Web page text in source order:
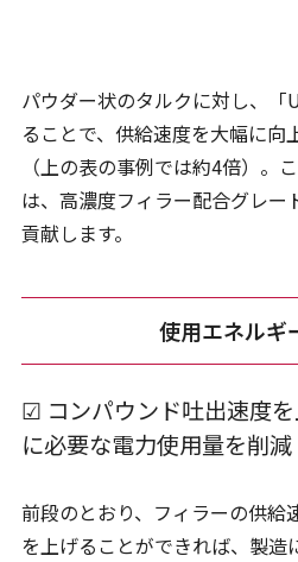
パウダー状のタルクに対し、
ることで、供給速度を大幅に向
（上の表の事例では約4倍）
は、高濃度フィラー配合グレー
貢献します。
使用エネルギ
☑ コンパウンド吐出速度
に必要な電力使用量を削減
前段のとおり、フィラーの供給
を上げることができれば、製造